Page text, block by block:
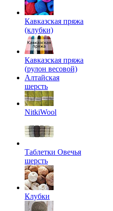
Кавказская пряжа
(клубки)
Кавказская пряжа
(рулон весовой)
Алтайская
шерсть
NitkiWool
Таблетки Овечья
шерсть
Клубки